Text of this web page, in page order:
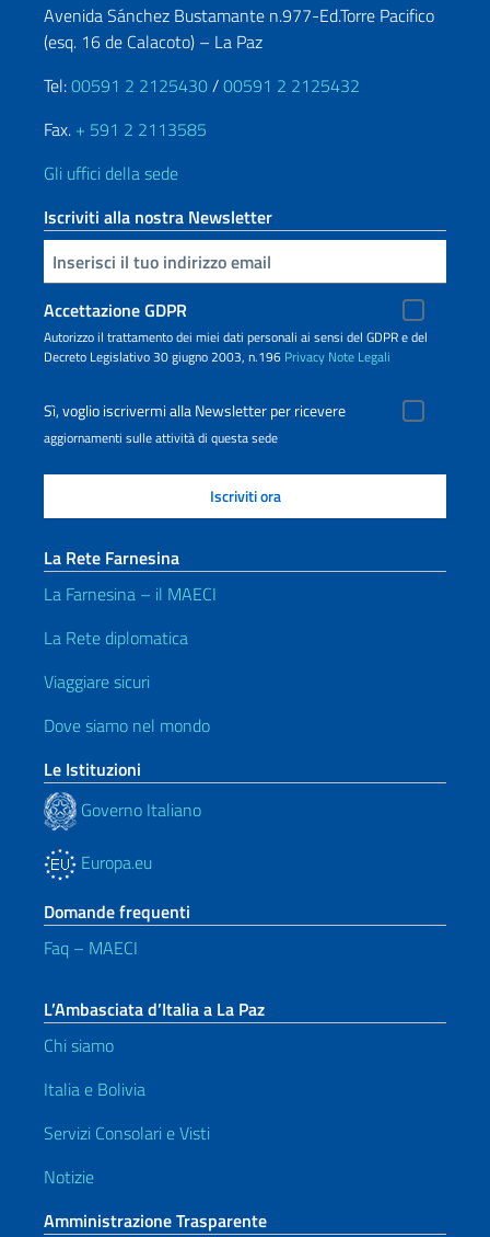
Avenida Sánchez Bustamante n.977-Ed.Torre Pacifico
(esq. 16 de Calacoto) – La Paz
Tel:00591 2 2125430/00591 2 2125432
Fax. + 591 2 2113585
Gli uffici della sede
Iscriviti alla nostra Newsletter
Inserisci la tua email
Accettazione GDPR
Autorizzo il trattamento dei miei dati personali ai sensi del GDPR e del
Decreto Legislativo 30 giugno 2003, n.196 Privacy Note Legali
Sì, voglio iscrivermi alla Newsletter per ricevere
aggiornamenti sulle attività di questa sede
La Rete Farnesina
La Farnesina – il MAECI
La Rete diplomatica
Viaggiare sicuri
Dove siamo nel mondo
Le Istituzioni
Governo Italiano
Europa.eu
Domande frequenti
Faq – MAECI
L’Ambasciata d’Italia a La Paz
Chi siamo
Italia e Bolivia
Servizi Consolari e Visti
Notizie
Amministrazione Trasparente